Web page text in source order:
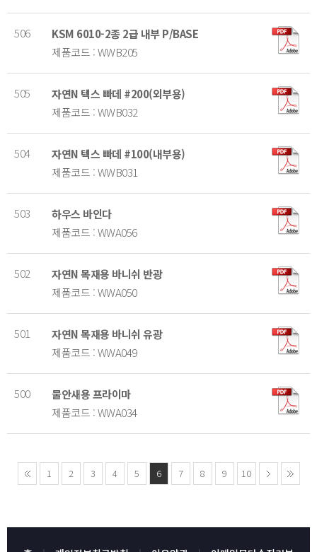
506
KSM 6010-2종 2급 내부 P/BASE
제품코드 : WWB205
505
자연N 텍스 빠데 #200(외부용)
제품코드 : WWB032
504
자연N 텍스 빠데 #100(내부용)
제품코드 : WWB031
503
하우스 바인다
제품코드 : WWA056
502
자연N 목재용 바니쉬 반광
제품코드 : WWA050
501
자연N 목재용 바니쉬 유광
제품코드 : WWA049
500
물안새용 프라이마
제품코드 : WWA034
1 2 3 4 5 6 7 8 9 10